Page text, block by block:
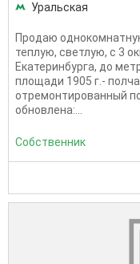
Уральская
Продаю
теплую, светлую, с 3
Екатеринбурга, до
площади 1905 г.-
отремонтированный
обновлена:...
Собственник